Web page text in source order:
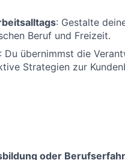
: Gestalte
Beruf und Freizeit.
: Du übernimmst die
Strategien zur
oder